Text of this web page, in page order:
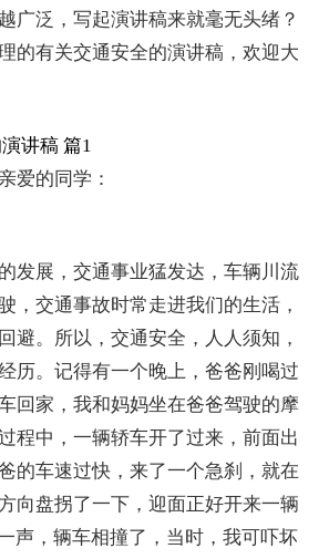
广泛，写起演讲稿来就毫无头绪？
的有关交通安全的演讲稿，欢迎大
讲稿 篇1
爱的同学：
发展，交通事业猛发达，车辆川流
，交通事故时常走进我们的生活，
避。所以，交通安全，人人须知，
历。记得有一个晚上，爸爸刚喝过
回家，我和妈妈坐在爸爸驾驶的摩
程中，一辆轿车开了过来，前面出
的车速过快，来了一个急刹，就在
向盘拐了一下，迎面正好开来一辆
声，辆车相撞了，当时，我可吓坏